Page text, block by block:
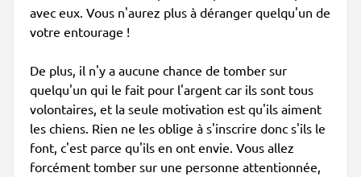
avec eux. Vous n'aurez plus à déranger quelqu'un de
votre entourage !
De plus, il n'y a aucune chance de tomber sur
quelqu'un qui le fait pour l'argent car ils sont tous
volontaires, et la seule motivation est qu'ils aiment
les chiens. Rien ne les oblige à s'inscrire donc s'ils le
font, c'est parce qu'ils en ont envie. Vous allez
forcément tomber sur une personne attentionnée,